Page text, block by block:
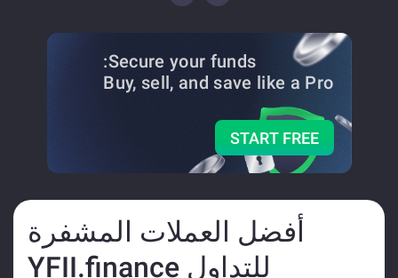
Secure your funds:
Buy, sell, and save like a Pro
START FREE
أفضل العملات المشفرة
للتداول YFII.finance